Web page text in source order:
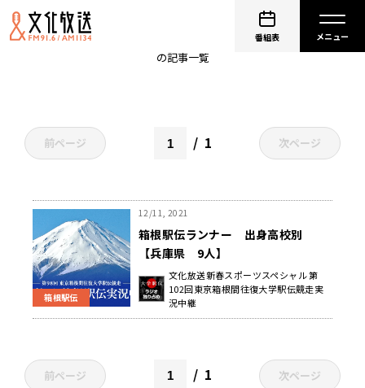
番組表
の記事一覧
前ページ 1 次ページ
箱根駅伝
12/11, 2021
箱根駅伝ランナー 出身高校別
【兵庫県 9人】
文化放送新春スポーツスペシャル 第
102回東京箱根間往復大学駅伝競走実
況中継
前ページ 1 次ページ